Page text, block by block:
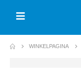
WINKELPAGINA